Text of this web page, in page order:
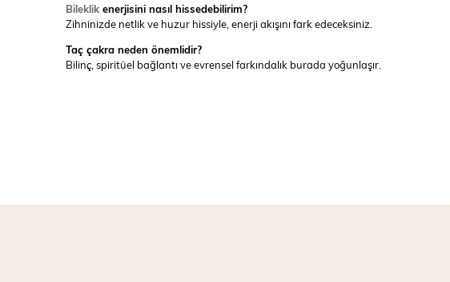
Bileklik enerjisini nasıl hissedebilirim?
Zihninizde netlik ve huzur hissiyle, enerji akışını fark edeceksiniz.
Taç çakra neden önemlidir?
Bilinç, spiritüel bağlantı ve evrensel farkındalık burada yoğunlaşır.